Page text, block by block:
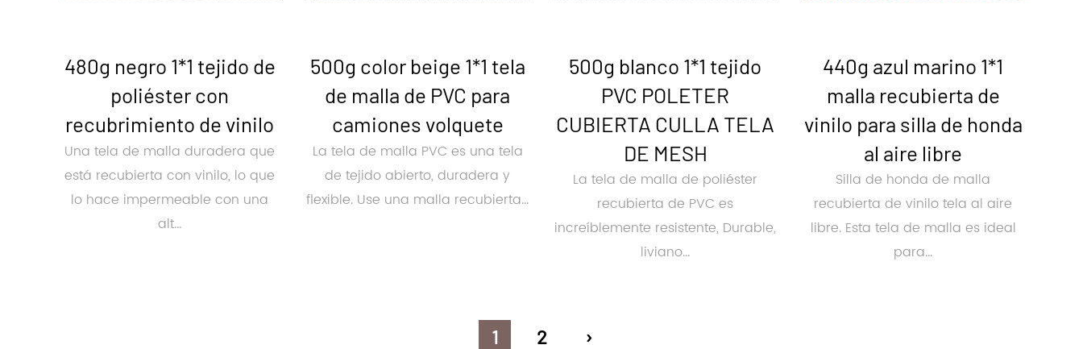
480g negro 1*1 tejido de
poliéster con
recubrimiento de vinilo
Una tela de malla duradera que
está recubierta con vinilo, lo que
lo hace impermeable con una
alt...
500g color beige 1*1 tela
de malla de PVC para
camiones volquete
La tela de malla PVC es una tela
de tejido abierto, duradera y
flexible. Use una malla recubierta...
500g blanco 1*1 tejido
PVC POLETER
CUBIERTA CULLA TELA
DE MESH
La tela de malla de poliéster
recubierta de PVC es
increíblemente resistente, Durable,
liviano...
440g azul marino 1*1
malla recubierta de
vinilo para silla de honda
al aire libre
Silla de honda de malla
recubierta de vinilo tela al aire
libre. Esta tela de malla es ideal
para...
1 2 ›